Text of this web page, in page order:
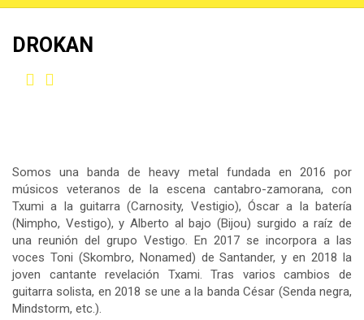
DROKAN
Somos una banda de heavy metal fundada en 2016 por
músicos veteranos de la escena cantabro-zamorana, con
Txumi a la guitarra (Carnosity, Vestigio), Óscar a la batería
(Nimpho, Vestigo), y Alberto al bajo (Bijou) surgido a raíz de
una reunión del grupo Vestigo. En 2017 se incorpora a las
voces Toni (Skombro, Nonamed) de Santander, y en 2018 la
joven cantante revelación Txami. Tras varios cambios de
guitarra solista, en 2018 se une a la banda César (Senda negra,
Mindstorm, etc.).